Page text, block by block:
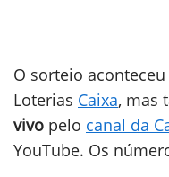
O sorteio
Loterias Caixa, mas
vivo pelo canal da
YouTube. Os